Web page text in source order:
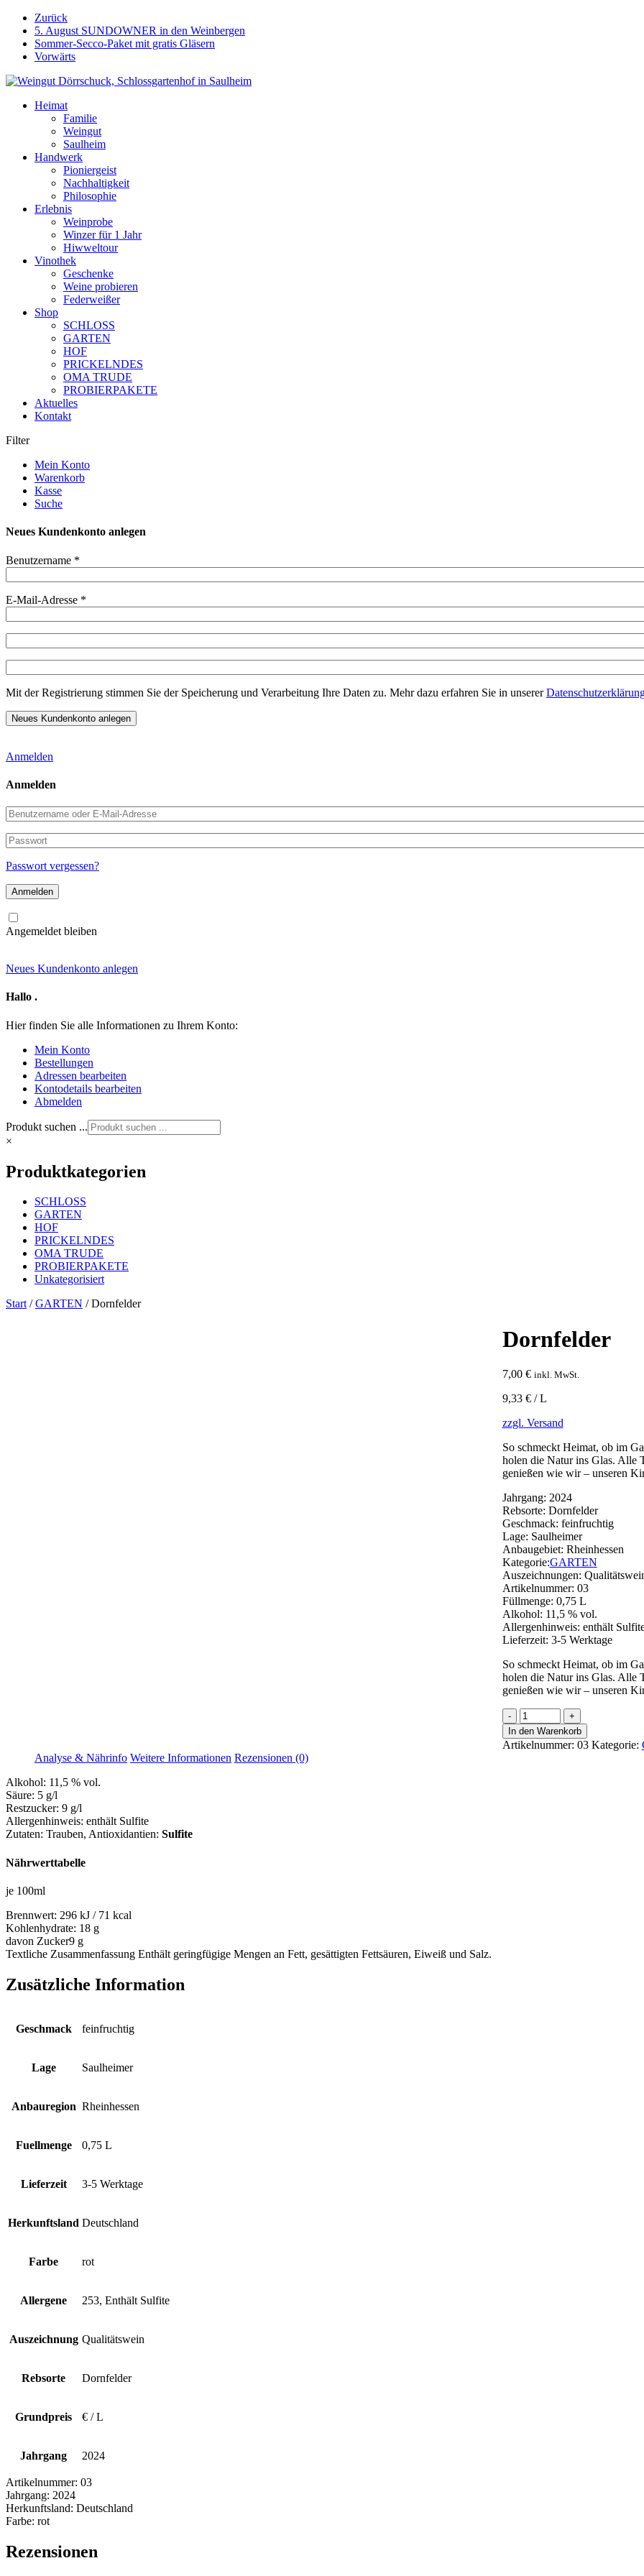
Weiter
zum
Inhalt
Zurück
5. August SUNDOWNER in den Weinbergen
Sommer-Secco-Paket mit gratis Gläsern
Vorwärts
Heimat
Familie
Weingut
Saulheim
Handwerk
Pioniergeist
Nachhaltigkeit
Philosophie
Erlebnis
Weinprobe
Winzer für 1 Jahr
Hiwweltour
Vinothek
Geschenke
Weine probieren
Federweißer
Shop
SCHLOSS
GARTEN
HOF
PRICKELNDES
OMA TRUDE
PROBIERPAKETE
Aktuelles
Kontakt
Filter
Mein Konto
Warenkorb
Kasse
Suche
Neues Kundenkonto anlegen
Benutzername *
E-Mail-Adresse *
Mit der Registrierung stimmen Sie der Speicherung und Verarbeitung Ihre Daten zu. Mehr dazu erfahren Sie in unserer
Anmelden
Anmelden
Benutzername
oder
E-
Mail-
Adresse
Passwort
Passwort vergessen?
Angemeldet bleiben
Neues Kundenkonto anlegen
Hallo .
Hier finden Sie alle Informationen zu Ihrem Konto:
Mein Konto
Bestellungen
Adressen bearbeiten
Kontodetails bearbeiten
Abmelden
Produkt suchen ...
×
Produktkategorien
SCHLOSS
GARTEN
HOF
PRICKELNDES
OMA TRUDE
PROBIERPAKETE
Unkategorisiert
Start/GARTEN / Dornfelder
Dornfelder
7,00 € inkl. MwSt.
9,33 € / L
zzgl. Versand
So schmeckt Heimat, ob im
holen die Natur ins Glas. Alle
genießen wie wir – unseren
Jahrgang: 2024
Rebsorte: Dornfelder
Geschmack: feinfruchtig
Lage: Saulheimer
Anbaugebiet: Rheinhessen
Kategorie:GARTEN
Auszeichnungen:
Artikelnummer: 03
Füllmenge: 0,75 L
Alkohol: 11,5 % vol.
Allergenhinweis: enthält
Lieferzeit: 3-5 Werktage
So schmeckt Heimat, ob im
holen die Natur ins Glas. Alle
genießen wie wir – unseren
Dornfelder
Menge
In den Warenkorb
Artikelnummer: 03 Kategorie:
Analyse & Nährinfo Weitere Informationen Rezensionen (0)
Alkohol: 11,5 % vol.
Säure: 5 g/l
Restzucker: 9 g/l
Allergenhinweis: enthält Sulfite
Zutaten: Trauben, Antioxidantien: Sulfite
Nährwerttabelle
je 100ml
Brennwert: 296 kJ / 71 kcal
Kohlenhydrate: 18 g
davon Zucker9 g
Textliche Zusammenfassung Enthält geringfügige Mengen an Fett, gesättigten Fettsäuren, Eiweiß und Salz.
Zusätzliche Information
Geschmack feinfruchtig
Lage Saulheimer
Anbauregion Rheinhessen
Fuellmenge 0,75 L
Lieferzeit 3-5 Werktage
Herkunftsland Deutschland
Farbe rot
Allergene 253, Enthält Sulfite
Auszeichnung Qualitätswein
Rebsorte Dornfelder
Grundpreis € / L
Jahrgang 2024
Artikelnummer: 03
Jahrgang: 2024
Herkunftsland: Deutschland
Farbe: rot
Rezensionen